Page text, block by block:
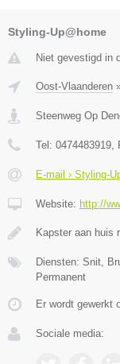
Styling-Up@home
Niet gevestigd in
Oost-Vlaanderen
Steenweg Op
Tel: 0474483919
E-mail › Styling-
Website: http://
Kapster aan huis
Diensten: Snit,
Permanent
Er wordt gewerkt
Sociale media: